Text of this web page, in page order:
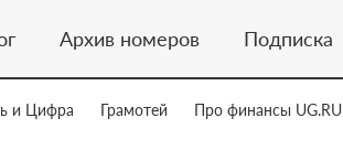
Архив номеров Подписка
и Цифра Грамотей Про финансы UG.RU